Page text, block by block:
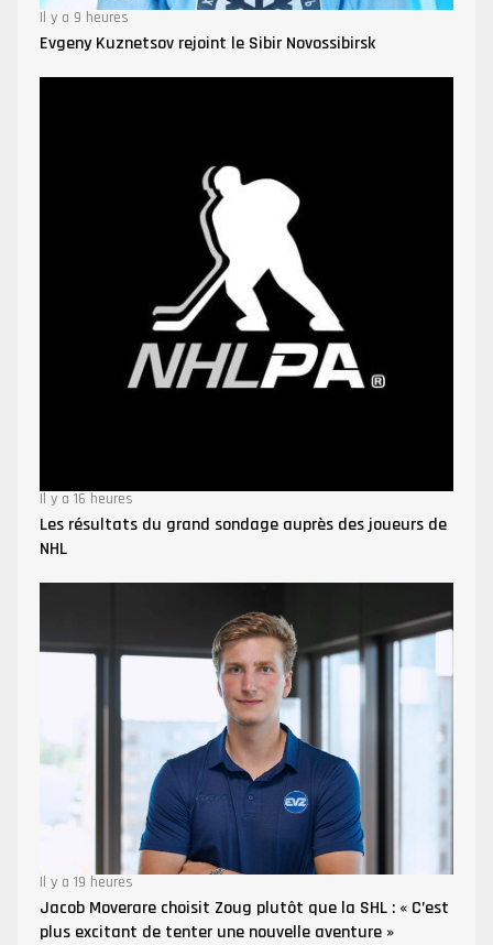
Il y a 9 heures
Evgeny Kuznetsov rejoint le Sibir Novossibirsk
Il y a 16 heures
Les résultats du grand sondage auprès des joueurs de
NHL
Il y a 19 heures
Jacob Moverare choisit Zoug plutôt que la SHL : « C’est
plus excitant de tenter une nouvelle aventure »